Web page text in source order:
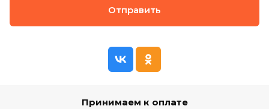
Отправить
Принимаем к оплате